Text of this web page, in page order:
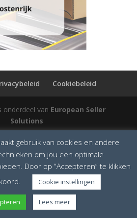
Cookiebeleid
onderdeel van European Seller
Solutions
gebruik van cookies en andere
om jou een optimale
Door op “Accepteren” te klikken
Cookie instellingen
Lees meer